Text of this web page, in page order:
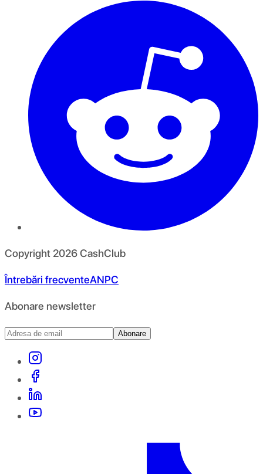
Copyright 2026CashClub
Întrebări frecventeANPC
Abonare newsletter
Abonare